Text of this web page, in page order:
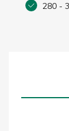
280 -